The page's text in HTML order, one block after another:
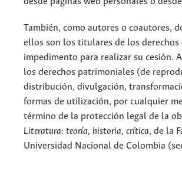
También, como autores o coautores,
ellos son los titulares de los
impedimento para realizar su cesión.
los derechos patrimoniales (de
distribución, divulgación,
formas de utilización, por cualquier
término de la protección legal de la
Literatura: teoría, historia, crítica, de la
Universidad Nacional de Colombia